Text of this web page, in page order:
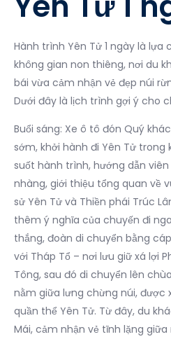
Hành trình Yên Tử 1 ngày là
không gian non thiêng, nơi du
bái vừa cảm nhận vẻ đẹp núi
Dưới đây là lịch trình gợi ý cho
Buổi sáng: Xe ô tô đón Quý
sớm, khởi hành đi Yên Tử trong
suốt hành trình, hướng dẫn
nhàng, giới thiệu tổng quan về
sử Yên Tử và Thiền phái Trúc
thêm ý nghĩa của chuyến đi
thắng, đoàn di chuyển bằng
với Tháp Tổ – nơi lưu giữ xá lợi
Tông, sau đó di chuyển lên
nằm giữa lưng chừng núi,
quần thể Yên Tử. Từ đây, du
Mái, cảm nhận vẻ tĩnh lặng